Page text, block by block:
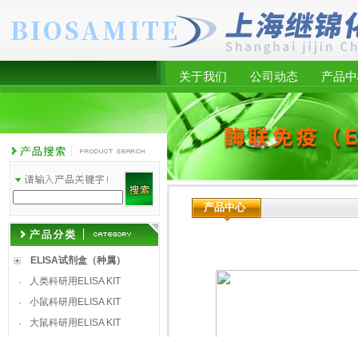
关于我们 公司动态 产品
ELISA试剂盒（种属）
·
人类科研用ELISA KIT
·
小鼠科研用ELISA KIT
·
大鼠科研用ELISA KIT
产品中心